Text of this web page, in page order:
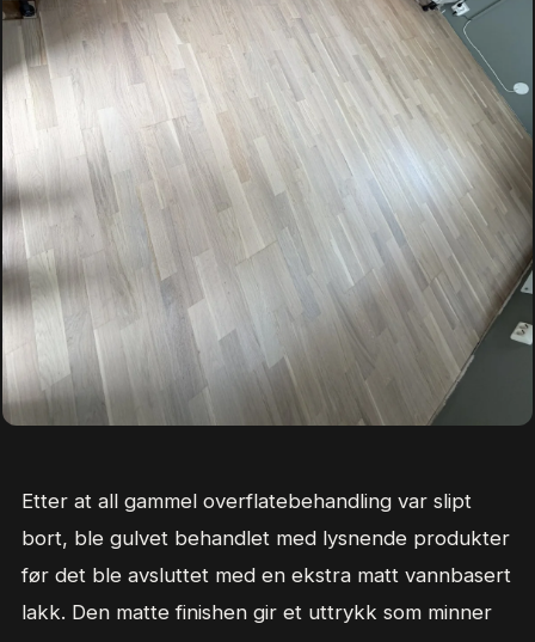
Etter at all gammel overflatebehandling var slipt
bort, ble gulvet behandlet med lysnende produkter
før det ble avsluttet med en ekstra matt vannbasert
lakk. Den matte finishen gir et uttrykk som minner